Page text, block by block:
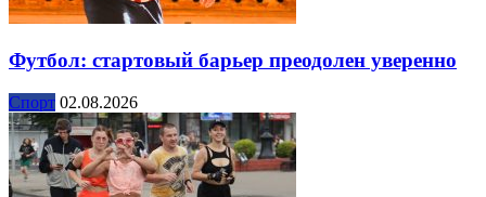
Футбол: стартовый барьер преодолен уверенно
Спорт 02.08.2026